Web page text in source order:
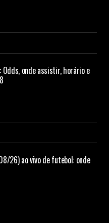
Odds, onde assistir, horário e
26) ao vivo de futebol: onde